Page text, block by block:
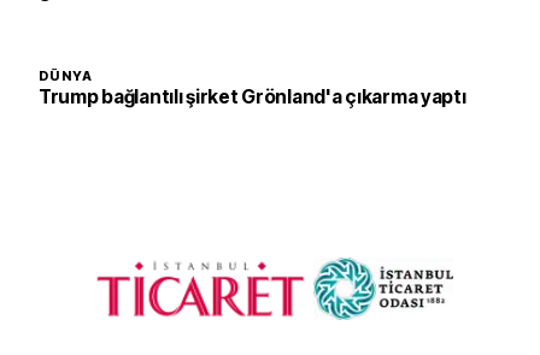
DÜNYA
Trump bağlantılı şirket Grönland'a çıkarma yaptı